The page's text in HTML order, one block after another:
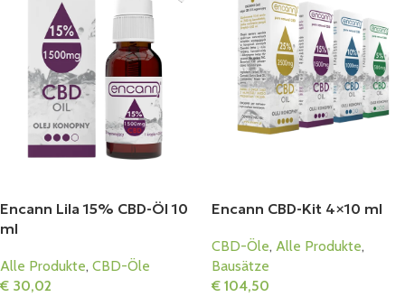
Encann Lila 15% CBD-Öl 10
ml
Alle Produkte, CBD-Öle
€ 30,02
Encann CBD-Kit 4×10 ml
CBD-Öle, Alle Produkte,
Bausätze
€ 104,50